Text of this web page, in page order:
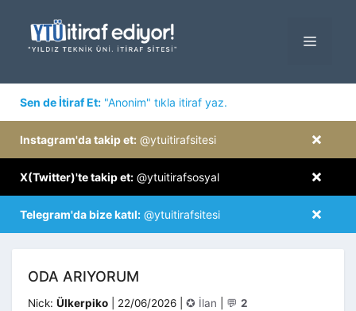
MENÜ
Sen de İtiraf Et: "Anonim" tıkla itiraf yaz.
×
Instagram'da takip et: @ytuitirafsitesi
×
X(Twitter)'te takip et: @ytuitirafsosyal
×
Telegram'da bize katıl: @ytuitirafsitesi
ODA ARIYORUM
Nick: Ülkerpiko 22/06/2026 Kategoriler
✪ İlan 💬 2